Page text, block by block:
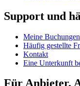
Support und
Meine Buchungen
Häufig gestellte
Kontakt
Eine Unterkunft
Für Anbieter,